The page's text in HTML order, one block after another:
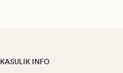
KASULIK INFO